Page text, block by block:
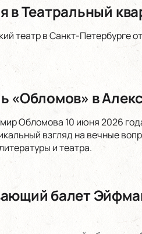
в Театральный
театр в Санкт-Петербурге
«Обломов» в
Обломова 10 июня 2026
взгляд на вечные
и театра.
балет